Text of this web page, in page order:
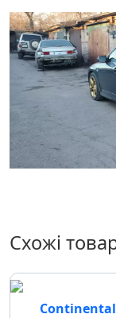
Схожі
Continental